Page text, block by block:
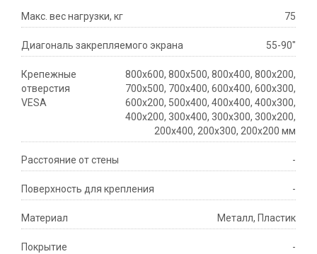
Макс. вес нагрузки, кг 75
Диагональ закрепляемого экрана 55-90"
Крепежные
отверстия
VESA
800x600, 800x500, 800x400, 800x200,
700x500, 700x400, 600x400, 600x300,
600x200, 500x400, 400x400, 400x300,
400x200, 300x400, 300x300, 300x200,
200x400, 200x300, 200x200 мм
Расстояние от стены -
Поверхность для крепления -
Материал Металл, Пластик
Покрытие -